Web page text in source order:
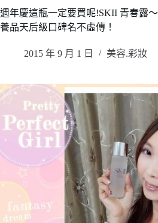
週年慶這瓶一定要買呢!SKII 青春露
養品天后級口碑名不虛傳！
2015 年 9 月 1 日 美容.彩妝